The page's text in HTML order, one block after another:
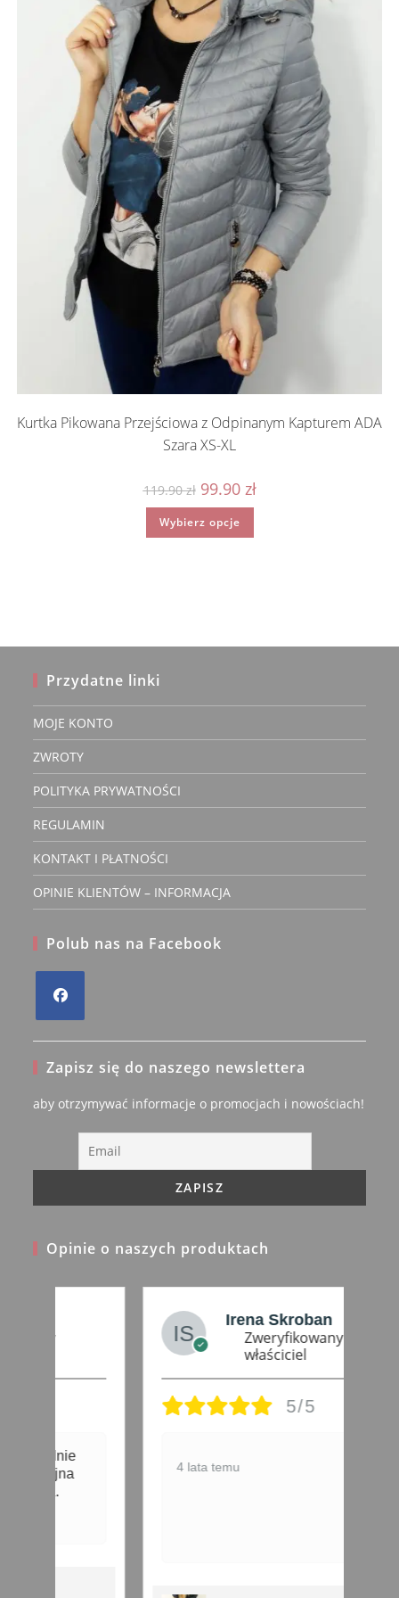
Kurtka Pikowana Przejściowa z Odpinanym Kapturem ADA
Szara XS-XL
119.90zł Pierwotna
cena
wynosiła:
119.90 zł.
99.90 złAktualna
Wybierz opcje
Ten
ma
Przydatne linki
MOJE KONTO
ZWROTY
POLITYKA PRYWATNOŚCI
REGULAMIN
KONTAKT I PŁATNOŚCI
OPINIE KLIENTÓW – INFORMACJA
Polub nas na Facebook
a
new
Zapisz się do naszego newslettera
aby otrzymywać informacje o promocjach i nowościach!
Opinie o naszych produktach
Irena Skroban
Zweryfikowany
właściciel
5/5